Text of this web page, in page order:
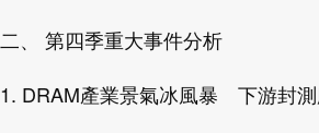
二、 第四季重大事件分析
1. DRAM產業景氣冰風暴 下游封